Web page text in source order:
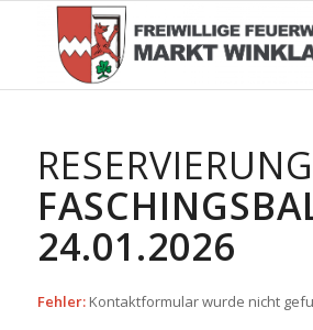
RESERVIERUNG
24.01.2026
Fehler:Kontaktformular wurde nicht